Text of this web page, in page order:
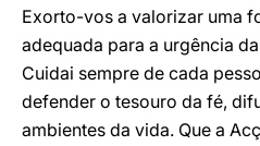
Exorto-vos a valorizar uma
adequada para a urgência
Cuidai sempre de cada
defender o tesouro da fé,
ambientes da vida. Que a